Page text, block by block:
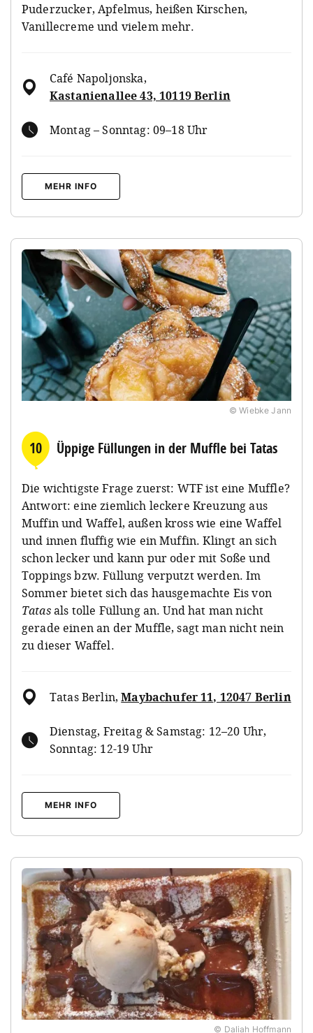
Puderzucker, Apfelmus, heißen Kirschen,
Vanillecreme und vielem mehr.
Café Napoljonska,
Kastanienallee 43, 10119 Berlin
Montag – Sonntag: 09–18 Uhr
MEHR INFO
© Wiebke Jann
10 Üppige Füllungen in der Muffle bei Tatas
Die wichtigste Frage zuerst: WTF ist eine Muffle?
Antwort: eine ziemlich leckere Kreuzung aus
Muffin und Waffel, außen kross wie eine Waffel
und innen fluffig wie ein Muffin. Klingt an sich
schon lecker und kann pur oder mit Soße und
Toppings bzw. Füllung verputzt werden. Im
Sommer bietet sich das hausgemachte Eis von
Tatasals tolle Füllung an. Und hat man nicht
gerade einen an der Muffle, sagt man nicht nein
zu dieser Waffel.
Tatas Berlin,Maybachufer 11, 12047 Berlin
Dienstag, Freitag & Samstag: 12–20 Uhr,
Sonntag: 12-19 Uhr
MEHR INFO
© Daliah Hoffmann